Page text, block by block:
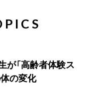
が「高齢者体験ス
の変化